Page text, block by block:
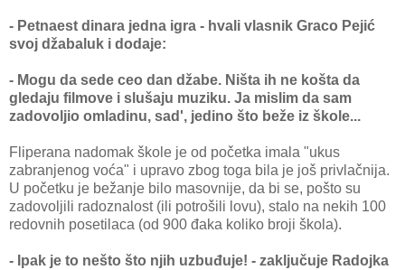
- Petnaest dinara jedna igra - hvali vlasnik Graco Pejić
svoj džabaluk i dodaje:
- Mogu da sede ceo dan džabe. Ništa ih ne košta da
gledaju filmove i slušaju muziku. Ja mislim da sam
zadovoljio omladinu, sad', jedino što beže iz škole...
Fliperana nadomak škole je od početka imala "ukus
zabranjenog voća" i upravo zbog toga bila je još privlačnija.
U početku je bežanje bilo masovnije, da bi se, pošto su
zadovoljili radoznalost (ili potrošili lovu), stalo na nekih 100
redovnih posetilaca (od 900 đaka koliko broji škola).
- Ipak je to nešto što njih uzbuđuje! - zaključuje Radojka